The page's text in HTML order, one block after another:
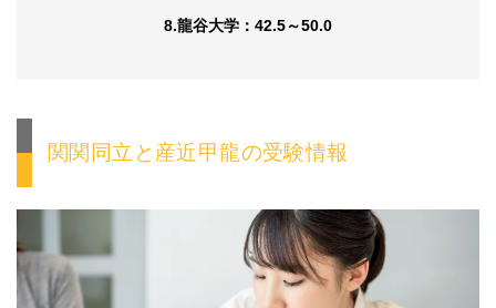
8.龍谷大学：42.5～50.0
関関同立と産近甲龍の受験情報